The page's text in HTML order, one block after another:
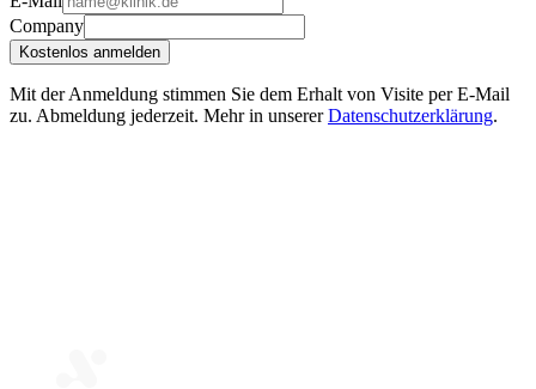
Company
Kostenlos anmelden
Mit der Anmeldung stimmen Sie dem Erhalt von Visite per E-Mail
zu. Abmeldung jederzeit. Mehr in unserer Datenschutzerklärung.